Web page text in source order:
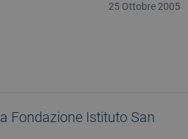
25 Ottobre 2005
Fondazione Istituto San